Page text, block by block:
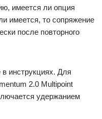
имеется ли опция
имеется, то сопряжение
после повторного
инструкциях. Для
2.0 Multipoint
удержанием